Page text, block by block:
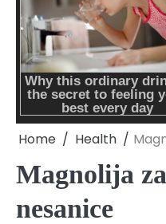
Home Health
Magnolija
nesanice